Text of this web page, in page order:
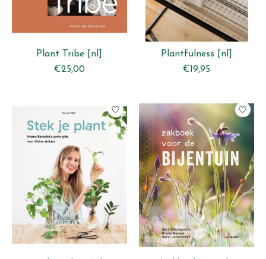
Plant Tribe [nl]
€25,00
Plantfulness [nl]
€19,95